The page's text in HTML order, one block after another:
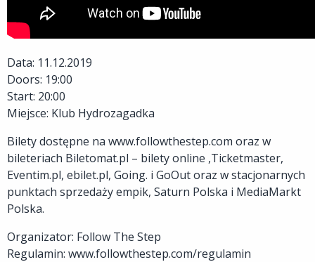
Data: 11.12.2019
Doors: 19:00
Start: 20:00
Miejsce: Klub Hydrozagadka
Bilety dostępne na www.followthestep.com oraz w
bileteriach Biletomat.pl – bilety online ,Ticketmaster,
Eventim.pl, ebilet.pl, Going. i GoOut oraz w stacjonarnych
punktach sprzedaży empik, Saturn Polska i MediaMarkt
Polska.
Organizator: Follow The Step
Regulamin: www.followthestep.com/regulamin